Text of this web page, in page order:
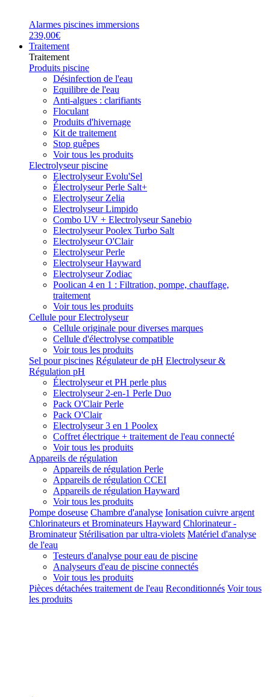
Alarmes piscines immersions
239,00€
Traitement
Traitement
Produits piscine
Désinfection de l'eau
Equilibre de l'eau
Anti-algues : clarifiants
Floculant
Produits d'hivernage
Kit de traitement
Stop guêpes
Voir tous les produits
Electrolyseur piscine
Electrolyseur Evolu'Sel
Électrolyseur Perle Salt+
Electrolyseur Zelia
Electrolyseur Limpido
Combo UV + Electrolyseur Sanebio
Electrolyseur Poolex Turbo Salt
Electrolyseur O'Clair
Electrolyseur Perle
Electrolyseur Hayward
Electrolyseur Zodiac
Poolican 4 en 1 : Filtration, pompe, chauffage,
traitement
Voir tous les produits
Cellule pour Electrolyseur
Cellule originale pour diverses marques
Cellule d'électrolyse compatible
Voir tous les produits
Sel pour piscines Régulateur de pH Electrolyseur &
Régulation pH
Électrolyseur et PH perle plus
Electrolyseur 2-en-1 Perle Duo
Pack O'Clair Perle
Pack O'Clair
Electrolyseur 3 en 1 Poolex
Coffret électrique + traitement de l'eau connecté
Voir tous les produits
Appareils de régulation
Appareils de régulation Perle
Appareils de régulation CCEI
Appareils de régulation Hayward
Voir tous les produits
Pompe doseuse Chambre d'analyse Ionisation cuivre argent
Chlorinateurs et Brominateurs Hayward Chlorinateur -
Brominateur Stérilisation par ultra-violets Matériel d'analyse
de l'eau
Testeurs d'analyse pour eau de piscine
Analyseurs d'eau de piscine connectés
Voir tous les produits
Pièces détachées traitement de l'eau Reconditionnés Voir tous
les produits